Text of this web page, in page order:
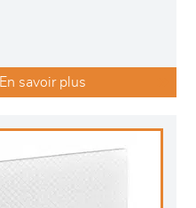
En savoir plus